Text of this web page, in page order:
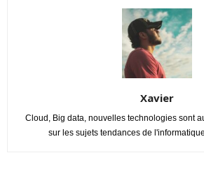
Xavier
Cloud, Big data, nouvelles technologies sont
sur les sujets tendances de